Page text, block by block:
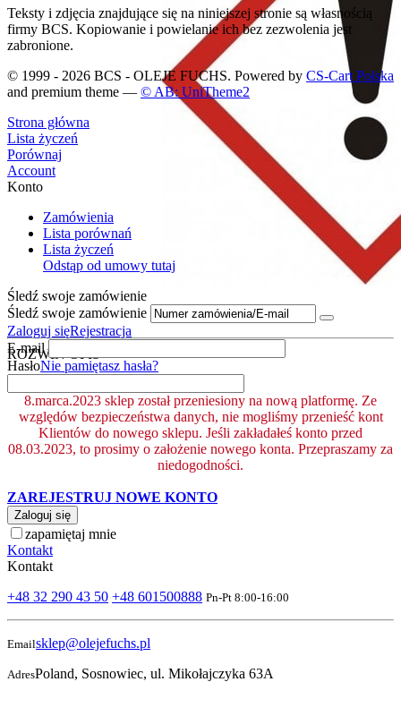
ROZWIŃ OPIS
Teksty i zdjęcia znajdujące się na niniejszej stronie są własnością
firmy BCS. Kopiowanie i powielanie ich bez zezwolenia jest
zabronione.
© 1999 - 2026 BCS - OLEJE FUCHS. Powered by CS-Cart Polska
and premium theme — © AB: UniTheme2
Strona główna
Lista życzeń
Porównaj
Account
Konto
Zamówienia
Lista porównań
Lista życzeń
Odstąp od umowy tutaj
Śledź swoje zamówienie
Śledź swoje zamówienie
Zaloguj sięRejestracja
E-mail
HasłoNie pamiętasz hasła?
8.marca.2023 sklep został przeniesiony na nową platformę. Ze
względów bezpieczeństwa danych, nie mogliśmy przenieść kont
Klientów do nowego sklepu. Jeśli zakładałeś konto przed
08.03.2023, to prosimy o założenie nowego konta. Przepraszamy za
niedogodności.
ZAREJESTRUJ NOWE KONTO
Zaloguj się
zapamiętaj mnie
Kontakt
Kontakt
+48 32 290 43 50 +48 601500888 Pn-Pt 8:00-16:00
Emailsklep@olejefuchs.pl
AdresPoland, Sosnowiec, ul. Mikołajczyka 63A